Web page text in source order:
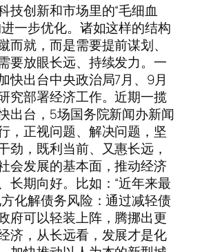
技创新和市场里的“毛细血
一步优化。诸如这样的结构
而就，而是需要提前谋划、
要放眼长远、持续发力。一
快出台中央政治局7月、9月
究部署经济工作。近期一揽
出台，5场国务院新闻办新闻
，正视问题、解决问题，坚
劲，既利当前、又惠长远，
会发展的基本面，推动经济
长期向好。比如：“近年来最
化解债务风险：通过减轻债
府可以轻装上阵，腾挪出更
济，从长远看，发展才是化